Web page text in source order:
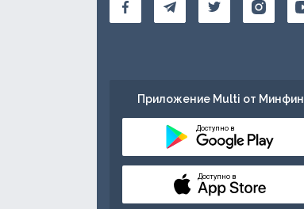
Приложение Multi от Минфин
Доступно в
Доступно в